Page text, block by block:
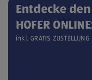
Entdecke
HOFER
inkl. GRATIS ZUSTELLUNG